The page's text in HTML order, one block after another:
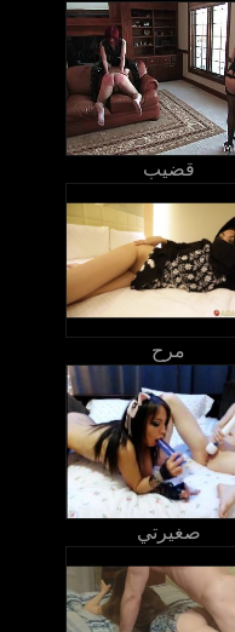
قضيب
مرح
صغيرتي